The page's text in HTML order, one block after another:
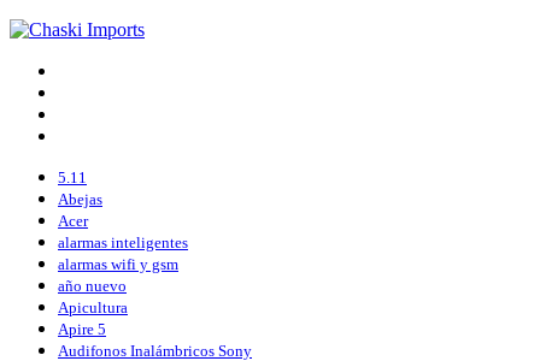
5.11
Abejas
Acer
alarmas inteligentes
alarmas wifi y gsm
año nuevo
Apicultura
Apire 5
Audifonos Inalámbricos Sony